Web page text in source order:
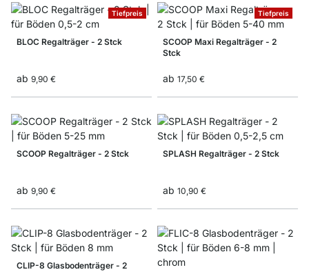
Tiefpreis
BLOC Regalträger - 2 Stck
ab 9,90 €
Tiefpreis
SCOOP Maxi Regalträger - 2
Stck
ab 17,50 €
SCOOP Regalträger - 2 Stck
ab 9,90 €
SPLASH Regalträger - 2 Stck
ab 10,90 €
CLIP-8 Glasbodenträger - 2